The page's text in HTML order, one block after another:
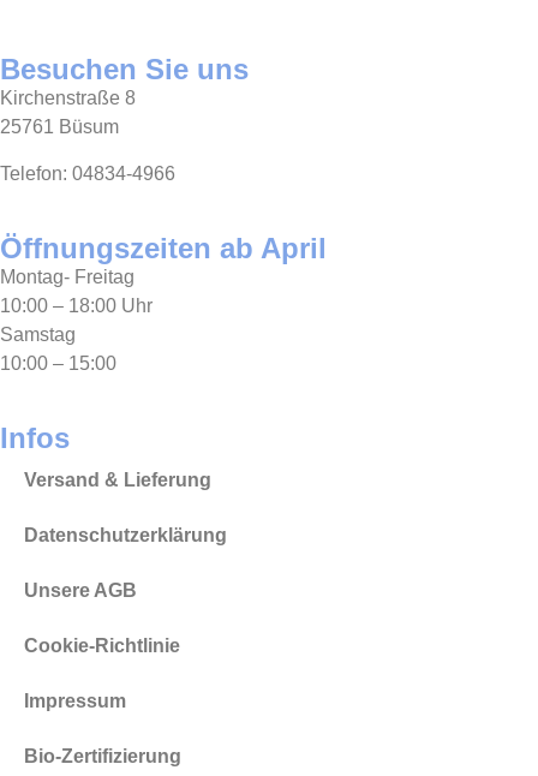
Besuchen Sie uns
Kirchenstraße 8
25761 Büsum
Telefon: 04834-4966
Öffnungszeiten ab April
Montag- Freitag
10:00 – 18:00 Uhr
Samstag
10:00 – 15:00
Infos
Versand & Lieferung
Datenschutzerklärung
Unsere AGB
Cookie-Richtlinie
Impressum
Bio-Zertifizierung